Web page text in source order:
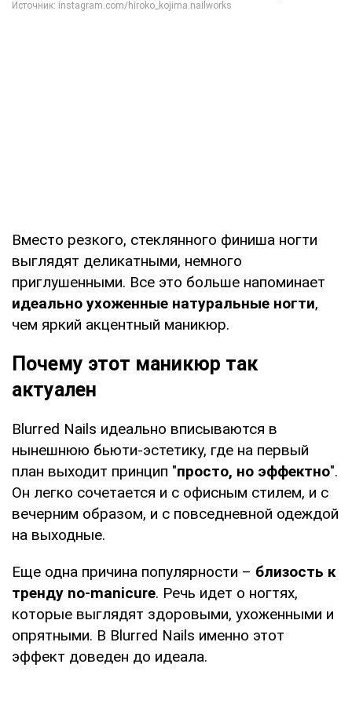
Вместо резкого, стеклянного финиша ногти
выглядят деликатными, немного
приглушенными. Все это больше напоминает
идеально ухоженные натуральные ногти,
чем яркий акцентный маникюр.
Почему этот маникюр так
актуален
Blurred Nails идеально вписываются в
нынешнюю бьюти-эстетику, где на первый
план выходит принцип "просто, но эффектно".
Он легко сочетается и с офисным стилем, и с
вечерним образом, и с повседневной одеждой
на выходные.
Еще одна причина популярности – близость к
тренду no-manicure. Речь идет о ногтях,
которые выглядят здоровыми, ухоженными и
опрятными. В Blurred Nails именно этот
эффект доведен до идеала.